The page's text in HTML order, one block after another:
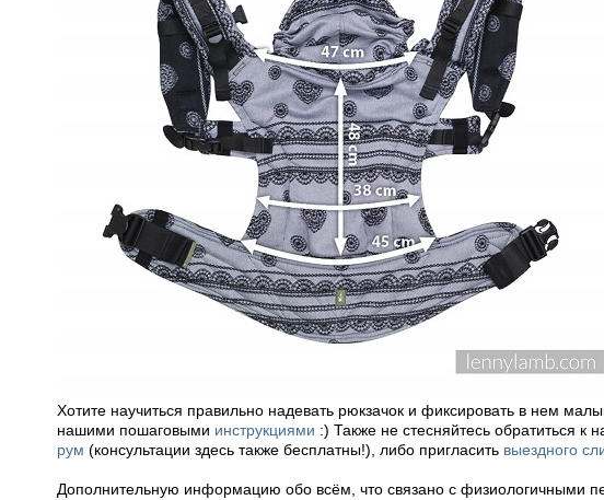
Хотите научиться правильно надевать рюкзачок и фиксировать в нем
нашими пошаговыми инструкциями :) Также не стесняйтесь обратиться к
рум (консультации здесь также бесплатны!), либо пригласить выездного
Дополнительную информацию обо всём, что связано с физиологичными